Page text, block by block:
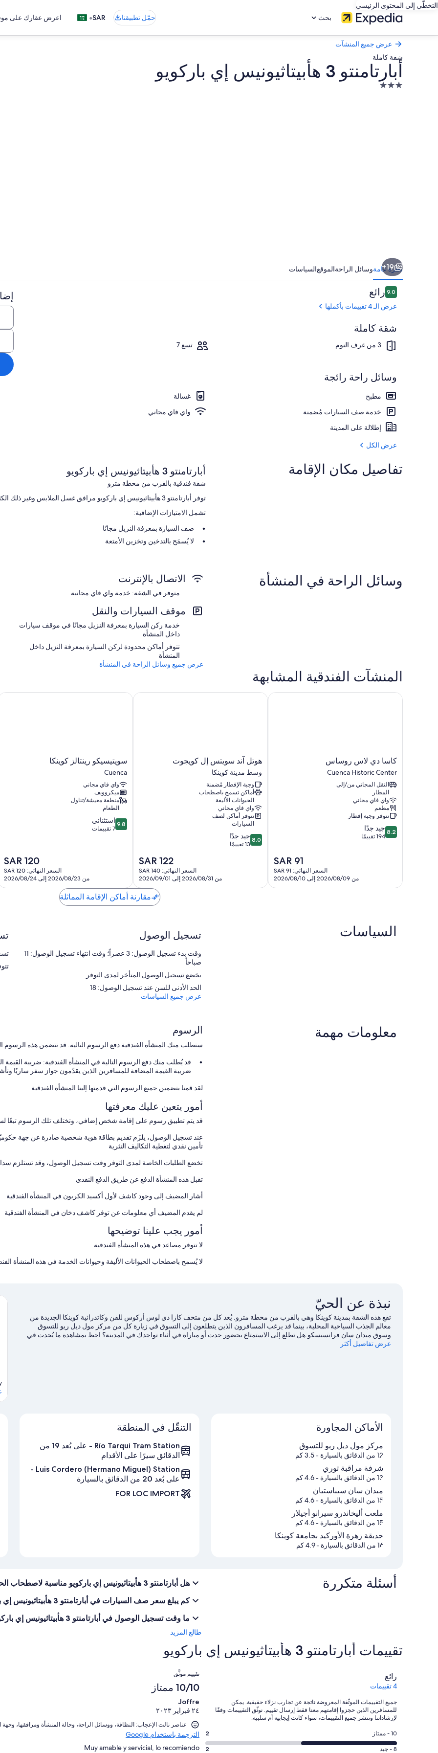
التخطّي إلى المحتوى الرئيسي
بحث
حمّل تطبيقنا SAR
• اعرض عقارك على
عرض جميع المنشآت
شقة كاملة
أبارتامنتو 3 هأبيتاثيونيس إي باركويو
منشأة
شرفة/رواق
19+
نظرة عامةوسائل الراحةالموقعالسياسات
التقييمات
9.09.0 من 10رائع
عرض الـ 4 تقييمات بأكملها
شقة كاملة
3 من غرف النوم تسع 7
وسائل راحة رائجة
مطبخ
غسالة
خدمة صف السيارات مُضمنة
واي فاي مجاني
إطلالة على المدينة
عرض الكل
تفاصيل مكان الإقامة أبارتامنتو 3 هأبيتاثيونيس إي باركويو
شقة فندقية بالقرب من محطة مترو
توفر أبارتامنتو 3 هأبيتاثيونيس إي باركويو مرافق غسل الملابس وغير ذلك الكثير.يُمكن للنزلاء الاتصال بواي فاي مجاني داخل الغرفة.
تشمل الامتيازات الإضافية:
صف السيارة بمعرفة النزيل مجانًا
لا يُسمَح بالتدخين وتخزين الأمتعة
إنترنت لاسلكي مجاناً ووحدات ميني بار.
تشمل وسائل الراحة الإضافية:
دُش غزير وشامبو
دواليب/خزائن ملابس، ومناطق منفصلة لتناول الطعام، ومطابخ
وسائل الراحة في المنشأة الاتصال بالإنترنت
متوفر في الشقة: خدمة واي فاي مجانية
موقف السيارات والنقل
خدمة ركن السيارة بمعرفة النزيل مجانًا في موقف سيارات
داخل المنشأة
تتوفر أماكن محدودة لركن السيارة بمعرفة النزيل داخل
المنشأة
عرض جميع وسائل الراحة في المنشأة
المنشآت الفندقية المشابهة
كاسا
دي
لاس
روساس
Cuenca
Historic
Center
كاسا دي لاس روساس
Cuenca Historic Center
النقل المجاني من/إلى
المطار
واي فاي مجاني
مطعم
تتوفر وجبة إفطار
8.2
من
8.2 جيد جدًا
194 تقييمًا
السعر
الحالي
هو
SAR 91
السعر النهائي: SAR 91
من 2026/08/09 إلى 2026/08/10
كاسا دي لاس روساس
هوتل
آند
سويتس
إل
كويجوت
وسط
مدينة
كوينكا
هوتل آند سويتس إل كويجوت
وسط مدينة كوينكا
وجبة الإفطار مُضمنة
أماكن تسمح باصطحاب
الحيوانات الأليفة
واي فاي مجاني
تتوفر أماكن لصف
السيارات
8.0
من
تقييمًا
8.0 جيد جدًا
13 تقييمًا
السعر
الحالي
هو
SAR 122
السعر النهائي: SAR 140
من 2026/08/31 إلى 2026/09/01
هوتل آند سويتس إل كويجوت
سويتيسيكو
رينتالز
كوينكا
Cuenca
سويتيسيكو رينتالز كوينكا
Cuenca
واي فاي مجاني
ميكروويف
منطقة معيشة/تناول
الطعام
9.8
من
9.8 استثنائي
7 تقييمات
السعر
الحالي
هو
SAR 120
السعر النهائي: SAR 120
من 2026/08/23 إلى 2026/08/24
سويتيسيكو رينتالز كوينكا
مقارنة أماكن الإقامة المماثلة
السياسات تسجيل الوصول
وقت بدء تسجيل الوصول: 3 عصراً؛ وقت انتهاء تسجيل الوصول: 11
صباحاً
يخضع تسجيل الوصول المتأخر لمدى التوفر
الحد الأدنى للسن عند تسجيل الوصول: 18
عرض جميع السياسات
معلومات مهمة الرسوم
ستطلب منك المنشأة الفندقية دفع الرسوم التالية. قد تتضمن هذه الرسوم
ضريبة القيمة المضافة للمسافرين الذين يقدّمون جواز سفر ساريًا
لقد قمنا بتضمين جميع الرسوم التي قدمتها إلينا المنشأة الفندقية.
أمور يتعين عليك معرفتها
قد يتم تطبيق رسوم على إقامة شخص إضافي، وتختلف تلك الرسوم تبعًا
عند تسجيل الوصول، يلزَم تقديم بطاقة هوية شخصية صادرة عن جهة
تأمين نقدي لتغطية التكاليف النثرية
تخضع الطلبات الخاصة لمدى التوفر وقت تسجيل الوصول، وقد تستلزم
تقبل هذه المنشأة الدفع عن طريق الدفع النقدي
أشار المضيف إلى وجود كاشف لأول أكسيد الكربون في المنشأة الفندقية
لم يقدم المضيف أي معلومات عن توفر كاشف دخان في المنشأة الفندقية
أمور يجب علينا توضيحها
لا تتوفر مصاعد في هذه المنشأة الفندقية
لا يُسمح باصطحاب الحيوانات الأليفة وحيوانات الخدمة في هذه المنشأة
نبذة عن الحيّ
تقع هذه الشقة بمدينة كوينكا وهي بالقرب من محطة مترو. يُعد كل من متحف كازا دي لوس أركوس للفن وكاتدرائية كوينكا الجديدة من
معالم الجذب السياحية المحلية، بينما قد يرغب المسافرون الذين يتطلعون إلى التسوق في زيارة كل من مركز مول ديل ريو للتسوق
وسوق ميدان سان فرانسيسكو.هل تطلع إلى الاستمتاع بحضور حدث أو مباراة في أثناء تواجدك في المدينة؟ احظ بمشاهدة ما يُحدث في
Pista De Bicicross Bmx Cuenca أو ملعب أليخاندرو سيرانو أجيلار.
عرض تفاصيل أكثر
الأماكن المجاورة
مركز مول ديل ريو للتسوق
12 من الدقائق بالسيارة - 3.5 كم
شرفة مراقبة توري
13 من الدقائق بالسيارة - 4.6 كم
ميدان سان سيباستيان
15 من الدقائق بالسيارة - 4.6 كم
ملعب أليخاندرو سيرانو أجيلار
15 من الدقائق بالسيارة - 4.6 كم
حديقة زهرة الأوركيد بجامعة كوينكا
16 من الدقائق بالسيارة - 4.9 كم
التنقّل في المنطقة
Río Tarqui Tram Station - على بُعد 19 من
الدقائق سيرًا على الأقدام
Luis Cordero (Hermano Miguel) Station -
على بُعد 20 من الدقائق بالسيارة
FOR LOC IMPORT
أسئلة متكررة
هل أبارتامنتو 3 هأبيتاثيونيس إي باركويو مناسبة لاصطحاب الحيوانات الأليفة؟
كم يبلغ سعر صف السيارات في أبارتامنتو 3 هأبيتاثيونيس إي باركويو؟
ما وقت تسجيل الوصول في أبارتامنتو 3 هأبيتاثيونيس إي باركويو؟
طالع المزيد
تقييمات ⁦أبارتامنتو 3 هأبيتاثيونيس إي باركويو⁩
التقييمات
رائع
4 تقييمات
جميع التقييمات الموثّقة المعروضة ناتجة عن تجارب نزلاء حقيقية. يمكن
للمسافرين الذين حجزوا إقامتهم معنا فقط إرسال تقييم. نوثّق التقييمات وفقًا
لإرشاداتنا وننشر جميع التقييمات، سواء كانت إيجابية أم سلبية.
درجة
التصنيف
10 - ممتاز 2
درجة
8 - جيد 2
التقييمات
تقييم موثَّق
10/10 ممتاز
Joffre
٢٤ فبراير ٢٠٢٣
عناصر نالت الإعجاب: ⁦النظافة⁩، و⁦وسائل الراحة⁩، و⁦حالة المنشأة ومرافقها⁩، و⁦جهة التواصل مع المنشأة⁩
الترجمة باستخدام Google
Muy amable y servicial, lo recomiendo